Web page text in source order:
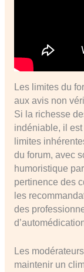
Les limites du
aux avis non
Si la richesse
indéniable, il
limites
du forum, avec
humoristique
pertinence des
les
des
Les
maintenir un